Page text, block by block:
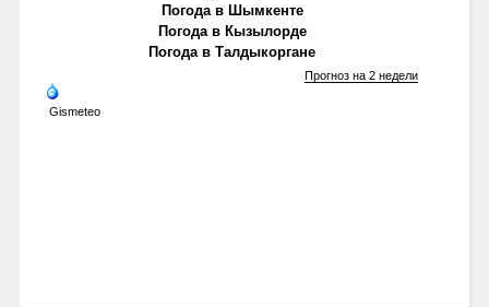
Погода в Шымкенте
Погода в Кызылорде
Погода в Талдыкоргане
Gismeteo
Прогноз на 2 недели